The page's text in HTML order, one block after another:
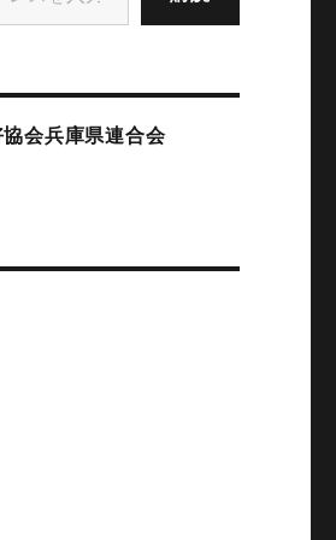
協会兵庫県連合会